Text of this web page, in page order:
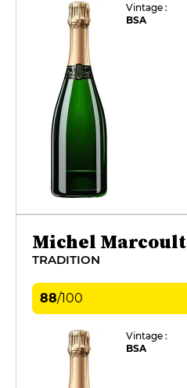
Vintage :
BSA
Michel Marcoult
TRADITION
88/100
Vintage :
BSA